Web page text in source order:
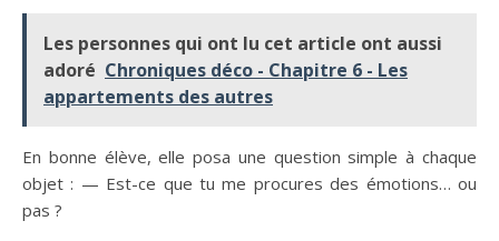
Les personnes qui ont lu cet article ont aussi
adoré Chroniques déco - Chapitre 6 - Les
appartements des autres
En bonne élève, elle posa une question simple à chaque
objet : — Est-ce que tu me procures des émotions… ou
pas ?